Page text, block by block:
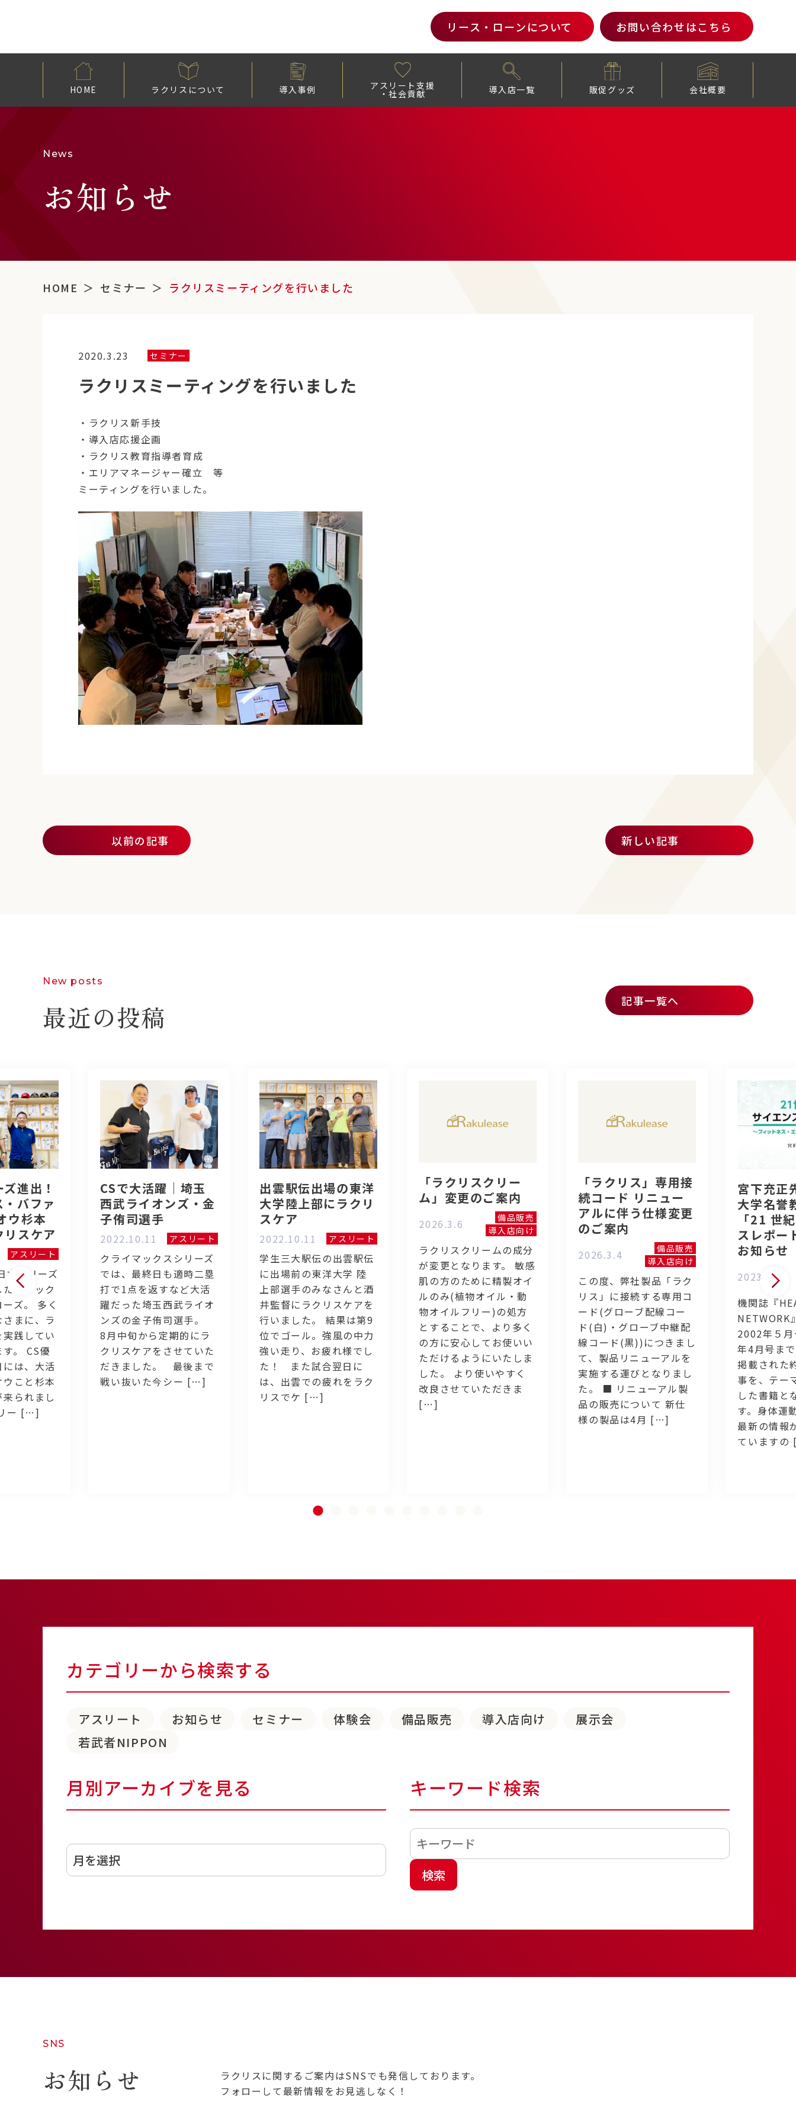
リース・ローンについて お問い合わせはこちら
HOME ラクリスについて 導入事例 アスリート支援
・社会貢献 導入店一覧 販促グッズ 会社概要
News
お知らせ
HOME セミナー ラクリスミーティングを行いました
2020.3.23 セミナー
ラクリスミーティングを行いました
・ラクリス新手技
・導入店応援企画
・ラクリス教育指導者育成
・エリアマネージャー確立 等
ミーティングを行いました。
以前の記事 新しい記事
New posts
最近の投稿
進出！
バファ
ウ杉本
スケア
アスリート
本シリーズ
オリック
ズ。 多く
まに、ラ
践してい
。 CS優
は、大活
こと杉本
られまし
ー […]
CSで大活躍｜埼玉
西武ライオンズ・金
子侑司選手
2022.10.11 アスリート
クライマックスシリーズ
では、最終日も適時二塁
打で1点を返すなど大活
躍だった埼玉西武ライオ
ンズの金子侑司選手。
8月中旬から定期的にラ
クリスケアをさせていた
だきました。 最後まで
戦い抜いた今シー […]
出雲駅伝出場の東洋
大学陸上部にラクリ
スケア
2022.10.11 アスリート
学生三大駅伝の出雲駅伝
に出場前の東洋大学 陸
上部選手のみなさんと酒
井監督にラクリスケアを
行いました。 結果は第9
位でゴール。強風の中力
強い走り、お疲れ様でし
た！ また試合翌日に
は、出雲での疲れをラク
リスでケ […]
「ラクリスクリー
ム」変更のご案内
2026.3.6
備品販売
導入店向け
ラクリスクリームの成分
が変更となります。 敏感
肌の方のために精製オイ
ルのみ(植物オイル・動
物オイルフリー)の処方
とすることで、より多く
の方に安心してお使いい
ただけるようにいたしま
した。 より使いやすく
改良させていただきま
[…]
「ラクリス」専用接
続コード リニュー
アルに伴う仕様変更
のご案内
2026.3.4
備品販売
導入店向け
この度、弊社製品「ラク
リス」に接続する専用コ
ード(グローブ配線コー
ド(白)・グローブ中継配
線コード(黒))につきまし
て、製品リニューアルを
実施する運びとなりまし
た。 ■ リニューアル製
品の販売について 新仕
様の製品は4月 […]
宮下充正
大学名
「21 世
スレポー
お知らせ
2023.7.19
機関誌『
NETWORK
2002年５
年4月号ま
掲載された
事を、テー
した書籍と
す。身体運
最新の情報
ています
記事一覧へ
カテゴリーから検索する
アスリート お知らせ セミナー 体験会 備品販売 導入店向け
展示会
若武者NIPPON
月別アーカイブを見る キーワード検索
検索
SNS
お知らせ
ラクリスに関するご案内はSNSでも発信しております。
フォローして最新情報をお見逃しなく！